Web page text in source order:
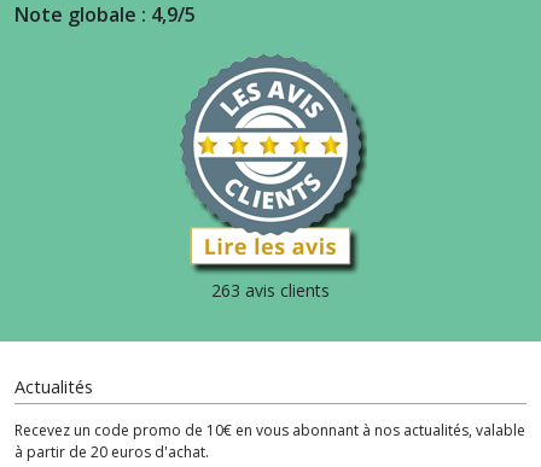
Note globale : 4,9/5
263 avis clients
Actualités
Recevez un code promo de 10€ en vous abonnant à nos actualités, valable
à partir de 20 euros d'achat.